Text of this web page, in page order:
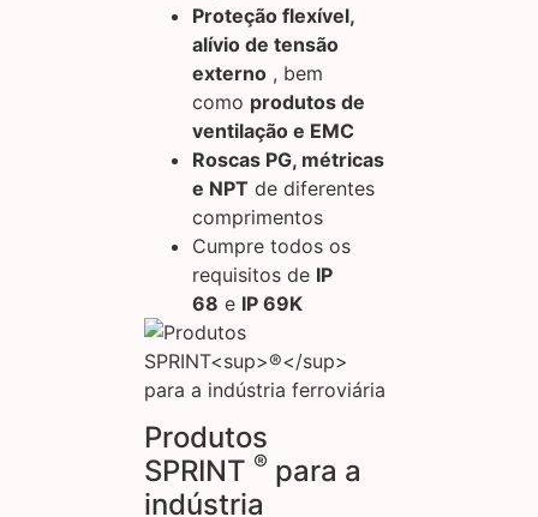
Proteção flexível,
alívio de tensão
externo , bem
como produtos de
ventilação e EMC
Roscas PG, métricas
e NPT de diferentes
comprimentos
Cumpre todos os
requisitos de IP
68 e IP 69K
Produtos
SPRINT ® para a
indústria